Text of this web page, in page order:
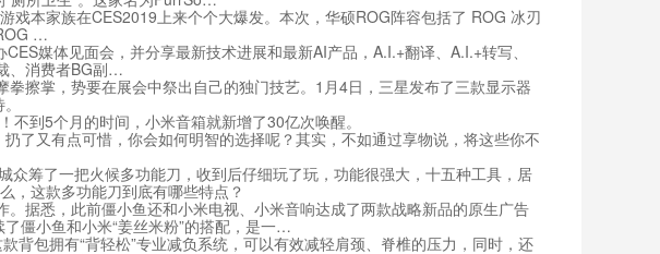
本家族在CES2019上来个个大爆发。本次，华硕ROG阵容包括了 ROG 冰刃
…
媒体见面会，并分享最新技术进展和最新AI产品，A.I.+翻译、A.I.+转写、
、消费者BG副…
擦掌，势要在展会中祭出自己的独门技艺。1月4日，三星发布了三款显示器
到5个月的时间，小米音箱就新增了30亿次唤醒。
又有点可惜，你会如何明智的选择呢？其实，不如通过享物说，将这些你不
筹了一把火候多功能刀，收到后仔细玩了玩，功能很强大，十五种工具，居
，这款多功能刀到底有哪些特点？
据悉，此前僵小鱼还和小米电视、小米音响达成了两款战略新品的原生广告
僵小鱼和小米“姜丝米粉”的搭配，是一…
包拥有“背轻松”专业减负系统，可以有效减轻肩颈、脊椎的压力，同时，还